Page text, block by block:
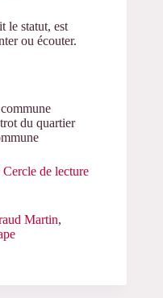
le statut, est
ou écouter.
du quartier
de lecture
Martin,